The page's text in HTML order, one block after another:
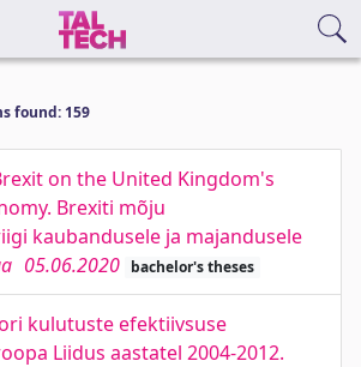
found: 159
on the United Kingdom's
Brexiti mõju
kaubandusele ja majandusele
05.06.2020 bachelor's theses
kulutuste efektiivsuse
Liidus aastatel 2004-2012.